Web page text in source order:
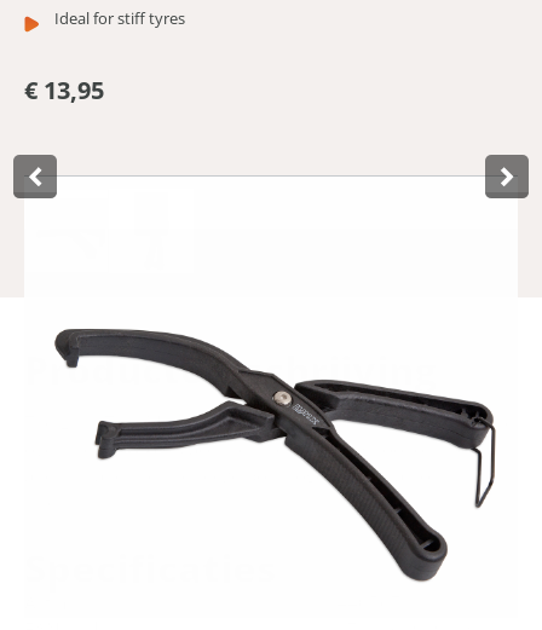
Ideal for stiff tyres
€ 13,95
Product­omschrijving
The Lynx Tyre Mounting Tool is a handy tool to get the tyre
over the rim. You place the tyre mounting tool on the tyre
and rim and then squeeze both together. Ideal for stiff